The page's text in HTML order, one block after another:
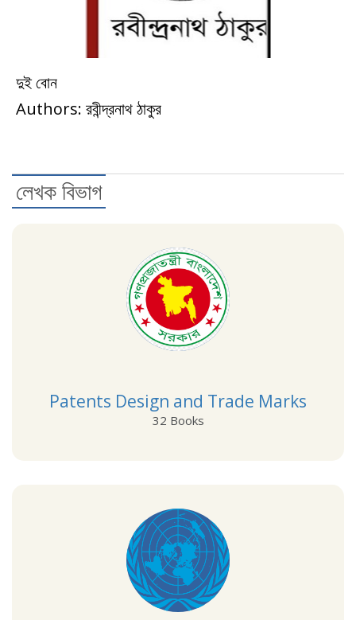
দুই বোন
Authors: রবীন্দ্রনাথ ঠাকুর
উপন্যাস
লেখক বিভাগ
Patents Design and Trade Marks
32 Books
View Details